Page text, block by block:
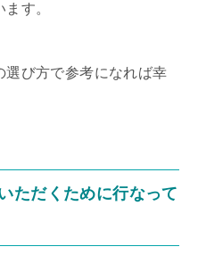
す。
び方で参考になれば幸
ただくために行なって